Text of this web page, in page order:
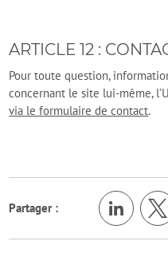
ARTICLE 12 :
Pour toute question,
concernant le site lui-même,
via le formulaire de contact.
Partager :